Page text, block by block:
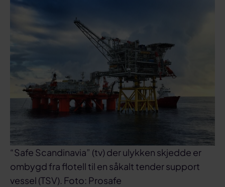
“Safe Scandinavia” (tv) der ulykken skjedde er
ombygd fra flotell til en såkalt tender support
vessel (TSV). Foto: Prosafe